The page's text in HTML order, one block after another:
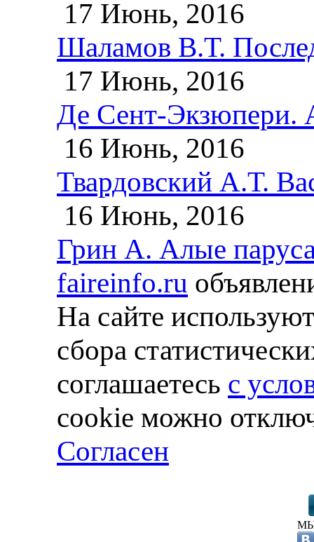
17 Июнь, 2016
Шаламов В.Т.
17 Июнь, 2016
Де Сент-Экзюпери.
16 Июнь, 2016
Твардовский А.Т.
16 Июнь, 2016
Грин А. Алые
faireinfo.ru
На сайте
сбора
соглашаетесь с
cookie можно
Согласен